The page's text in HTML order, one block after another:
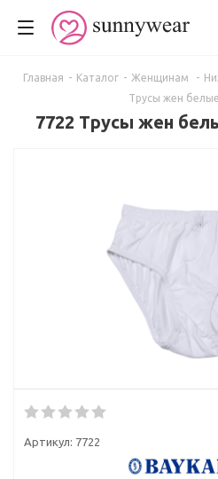
Главная - Каталог - Женщинам -
Трусы жен белые
7722 Трусы жен
Артикул: 7722